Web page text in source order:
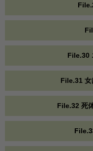
File.30
File.31 女
File.32 死